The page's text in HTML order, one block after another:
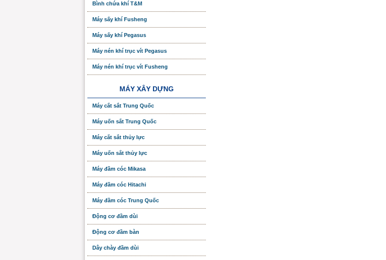
Bình chứa khí T&M
Máy sấy khí Fusheng
Máy sấy khí Pegasus
Máy nén khí trục vít Pegasus
Máy nén khí trục vít Fusheng
MÁY XÂY DỰNG
Máy cắt sắt Trung Quốc
Máy uốn sắt Trung Quốc
Máy cắt sắt thủy lực
Máy uốn sắt thủy lực
Máy đầm cóc Mikasa
Máy đầm cóc Hitachi
Máy đầm cóc Trung Quốc
Động cơ đầm dùi
Động cơ đầm bàn
Dây chày đầm dùi